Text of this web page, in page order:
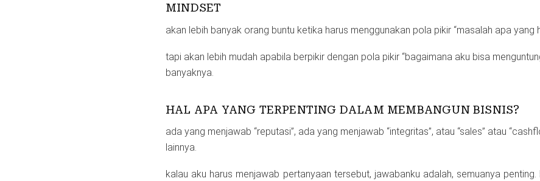
MINDSET
akan lebih banyak orang buntu ketika harus menggunakan pola pikir “masalah apa yang
tapi akan lebih mudah apabila berpikir dengan pola pikir “bagaimana aku bisa
banyaknya.
HAL APA YANG TERPENTING DALAM MEMBANGUN BISNIS?
ada yang menjawab “reputasi”, ada yang menjawab “integritas”, atau “sales” atau
lainnya.
kalau aku harus menjawab pertanyaan tersebut, jawabanku adalah, semuanya